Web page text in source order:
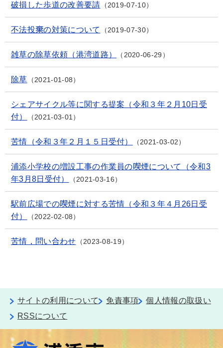
破損した歩道の改善要請 2019-07-10
不法投棄の対策について 2019-07-30
雑草の除草依頼（港湾道路） 2020-06-29
除草 2021-01-08
シェアサイクル等に関する提案（令和３年２月10日受
付）
2021-03-01
苦情（令和３年２月１５日受付） 2021-03-02
浦添小学校の増設工事の作業員の喫煙について（令和3
年3月8日受付）
2021-03-16
駅前広場での喫煙に対する苦情（令和３年４月26日受
付）
2022-02-08
苦情，問い合わせ 2023-08-19
サイトの利用について 免責事項
個人情報の取扱い
RSSについて